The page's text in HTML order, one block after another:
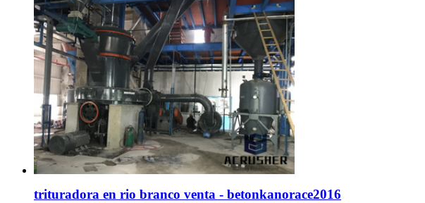
trituradora en rio branco venta - betonkanorace2016